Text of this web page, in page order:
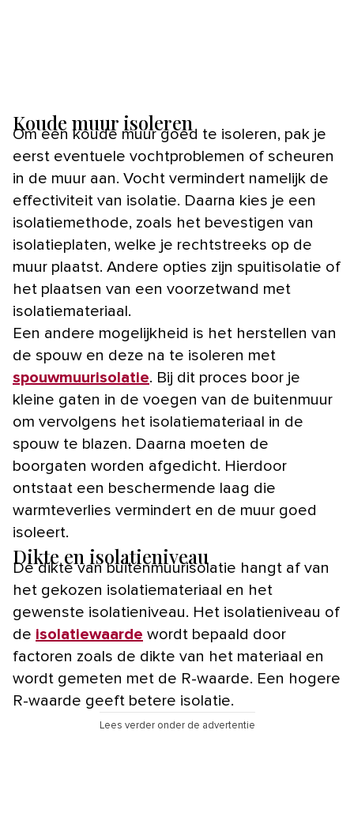
Koude muur isoleren
Om een koude muur goed te isoleren, pak je
eerst eventuele vochtproblemen of scheuren
in de muur aan. Vocht vermindert namelijk de
effectiviteit van isolatie. Daarna kies je een
isolatiemethode, zoals het bevestigen van
isolatieplaten, welke je rechtstreeks op de
muur plaatst. Andere opties zijn spuitisolatie of
het plaatsen van een voorzetwand met
isolatiemateriaal.
Een andere mogelijkheid is het herstellen van
de spouw en deze na te isoleren met
spouwmuurisolatie. Bij dit proces boor je
kleine gaten in de voegen van de buitenmuur
om vervolgens het isolatiemateriaal in de
spouw te blazen. Daarna moeten de
boorgaten worden afgedicht. Hierdoor
ontstaat een beschermende laag die
warmteverlies vermindert en de muur goed
isoleert.
Dikte en isolatieniveau
De dikte van buitenmuurisolatie hangt af van
het gekozen isolatiemateriaal en het
gewenste isolatieniveau. Het isolatieniveau of
de isolatiewaarde wordt bepaald door
factoren zoals de dikte van het materiaal en
wordt gemeten met de R-waarde. Een hogere
R-waarde geeft betere isolatie.
Lees verder onder de advertentie